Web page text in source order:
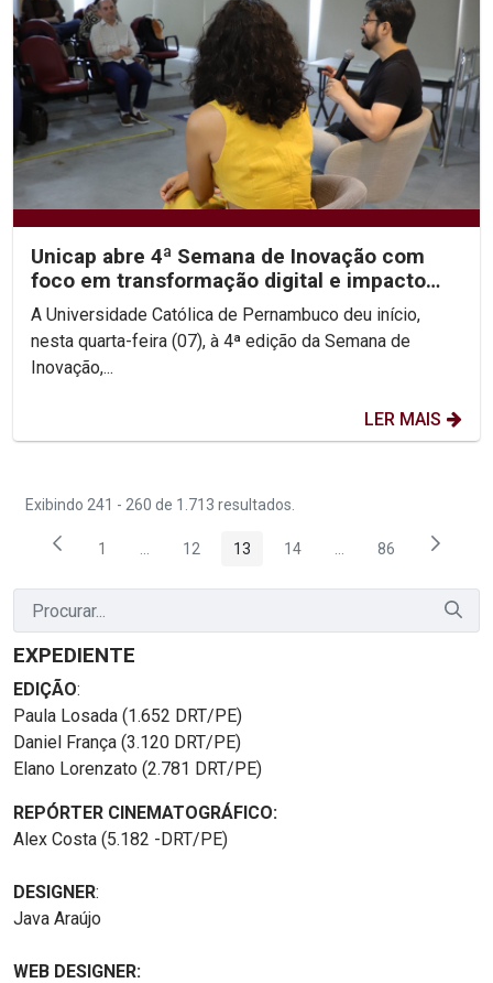
Unicap abre 4ª Semana de Inovação com
foco em transformação digital e impacto
social
A Universidade Católica de Pernambuco deu início,
nesta quarta-feira (07), à 4ª edição da Semana de
Inovação,...
LER MAIS
Exibindo 241 - 260 de 1.713 resultados.
Página
1 Páginas intermediárias Usar ABA para navegar.
Página
12 Página
13 Página
14 PáginasPágina
86
EXPEDIENTE
EDIÇÃO:
Paula Losada (1.652 DRT/PE)
Daniel França (3.120 DRT/PE)
Elano Lorenzato (2.781 DRT/PE)
REPÓRTER CINEMATOGRÁFICO:
Alex Costa (5.182 -DRT/PE)
DESIGNER:
Java Araújo
WEB DESIGNER: